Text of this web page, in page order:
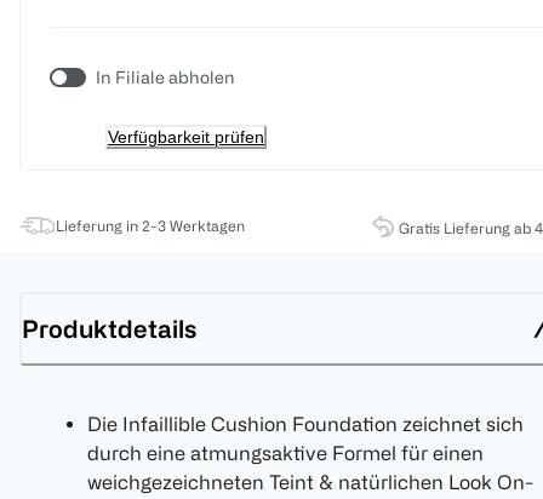
In Filiale abholen
Verfügbarkeit prüfen
Lieferung in 2-3 Werktagen Gratis Lieferung ab
Produktdetails
Die Infaillible Cushion Foundation zeichnet sich
durch eine atmungsaktive Formel für einen
weichgezeichneten Teint & natürlichen Look On-